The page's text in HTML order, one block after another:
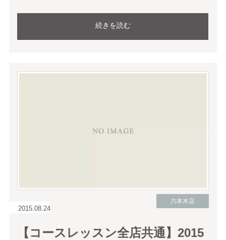
続きを読む
2015.08.24
六本木店
【コースレッスン全店共通】2015